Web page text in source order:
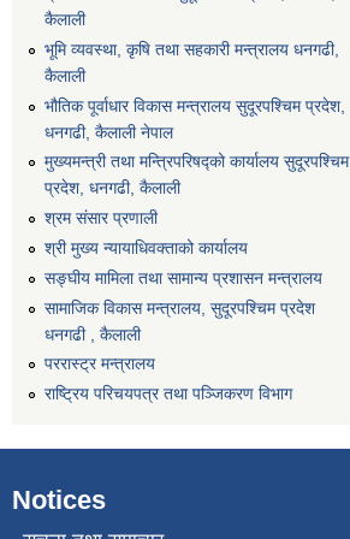
कैलाली
भूमि व्यवस्था, कृषि तथा सहकारी मन्त्रालय धनगढी,
कैलाली
भौतिक पूर्वाधार विकास मन्त्रालय सुदूरपश्चिम प्रदेश,
धनगढी, कैलाली नेपाल
मुख्यमन्त्री तथा मन्त्रिपरिषद्को कार्यालय सुदूरपश्चिम
प्रदेश, धनगढी, कैलाली
श्रम संसार प्रणाली
श्री मुख्य न्यायाधिवक्ताको कार्यालय
सङ्‍घीय मामिला तथा सामान्य प्रशासन मन्त्रालय
सामाजिक विकास मन्त्रालय, सुदूरपश्चिम प्रदेश
धनगढी , कैलाली
पररास्ट्र मन्त्रालय
राष्ट्रिय परिचयपत्र तथा पञ्जिकरण विभाग
Notices